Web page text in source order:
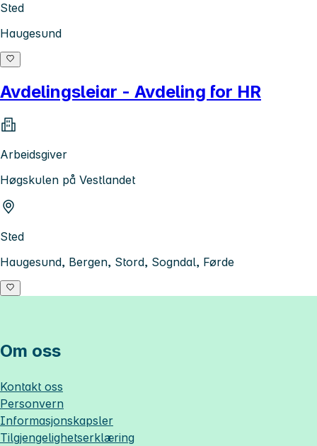
Sted
Haugesund
Avdelingsleiar - Avdeling for HR
Arbeidsgiver
Høgskulen på Vestlandet
Sted
Haugesund, Bergen, Stord, Sogndal, Førde
Om oss
Kontakt oss
Personvern
Informasjonskapsler
Tilgjengelighetserklæring